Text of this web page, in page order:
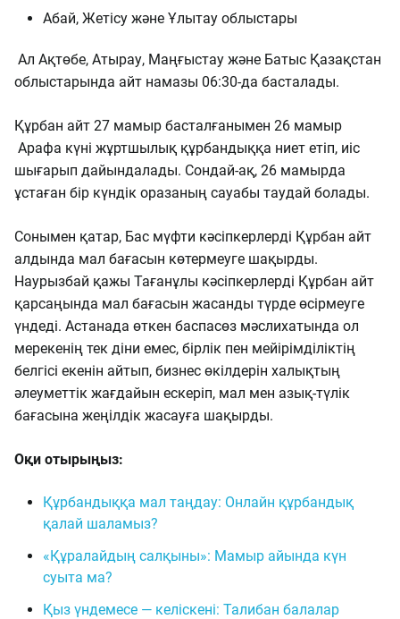
Абай, Жетісу және Ұлытау облыстары
Ал Ақтөбе, Атырау, Маңғыстау және Батыс Қазақстан
облыстарында айт намазы 06:30-да басталады.
Құрбан айт 27 мамыр басталғанымен 26 мамыр
Арафа күні жұртшылық құрбандыққа ниет етіп, иіс
шығарып дайындалады. Сондай-ақ, 26 мамырда
ұстаған бір күндік оразаның сауабы таудай болады.
Сонымен қатар, Бас мүфти кәсіпкерлерді Құрбан айт
алдында мал бағасын көтермеуге шақырды.
Наурызбай қажы Тағанұлы кәсіпкерлерді Құрбан айт
қарсаңында мал бағасын жасанды түрде өсірмеуге
үндеді. Астанада өткен баспасөз мәслихатында ол
мерекенің тек діни емес, бірлік пен мейірімділіктің
белгісі екенін айтып, бизнес өкілдерін халықтың
әлеуметтік жағдайын ескеріп, мал мен азық-түлік
бағасына жеңілдік жасауға шақырды.
Оқи отырыңыз:
Құрбандыққа мал таңдау: Онлайн құрбандық
қалай шаламыз?
«Құралайдың салқыны»: Мамыр айында күн
суыта ма?
Қыз үндемесе — келіскені: Талибан балалар